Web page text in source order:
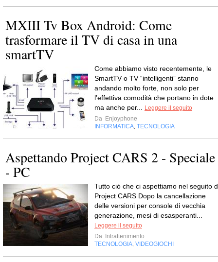
MXIII Tv Box Android: Come
trasformare il TV di casa in una
smartTV
Come abbiamo visto recentemente, le
SmartTV o TV “intelligenti” stanno
andando molto forte, non solo per
l’effettiva comodità che portano in dote
ma anche per...
Leggere il seguito
Da Enjoyphone
INFORMATICA TECNOLOGIA
Aspettando Project CARS 2 - Speciale
- PC
Tutto ciò che ci aspettiamo nel seguito
Project CARS Dopo la cancellazione
delle versioni per console di vecchia
generazione, mesi di esasperanti...
Leggere il seguito
Da
Intrattenimento
TECNOLOGIA VIDEOGIOCHI